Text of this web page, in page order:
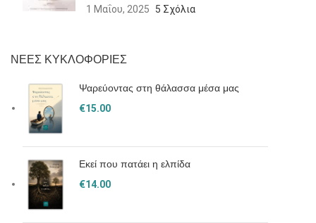
1 Μαΐου, 2025
5 Σχόλια
ΝΕΕΣ ΚΥΚΛΟΦΟΡΙΕΣ
Ψαρεύοντας στη θάλασσα μέσα μας
€15.00
Εκεί που πατάει η ελπίδα
€14.00